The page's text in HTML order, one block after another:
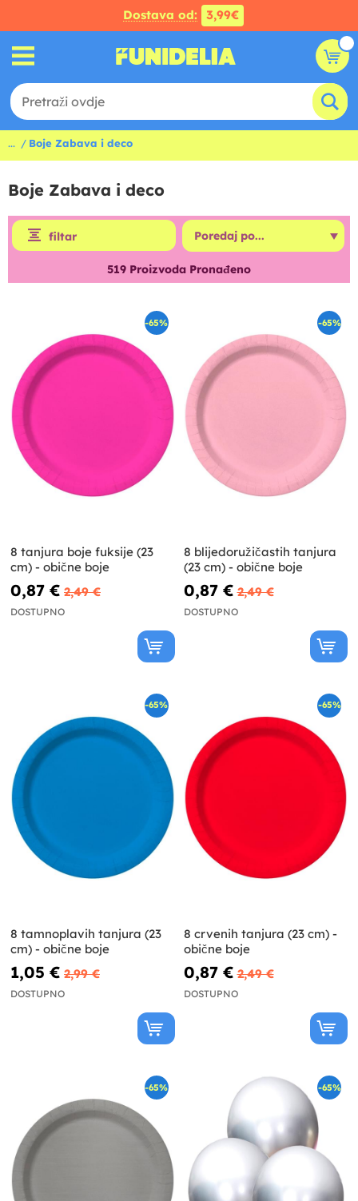
Dostava od: 3,99€
... Boje Zabava i deco
Boje Zabava i deco
filtar
519 Proizvoda Pronađeno
-65%
8 tanjura boje fuksije (23
cm) - obične boje
0,87 € 2,49 €
DOSTUPNO
-65%
8 blijedoružičastih tanjura
(23 cm) - obične boje
0,87 € 2,49 €
DOSTUPNO
-65%
8 tamnoplavih tanjura (23
cm) - obične boje
1,05 € 2,99 €
DOSTUPNO
-65%
8 crvenih tanjura (23 cm) -
obične boje
0,87 € 2,49 €
DOSTUPNO
-65% -65%